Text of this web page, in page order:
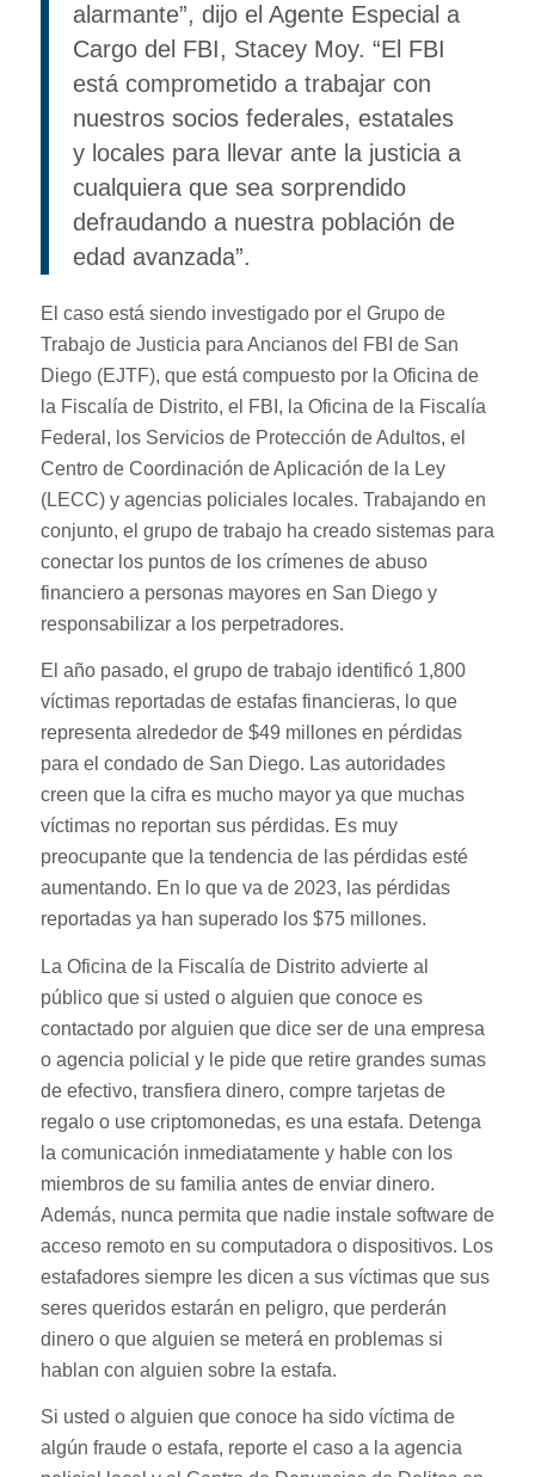
alarmante”, dijo el Agente Especial a
Cargo del FBI, Stacey Moy. “El FBI
está comprometido a trabajar con
nuestros socios federales, estatales
y locales para llevar ante la justicia a
cualquiera que sea sorprendido
defraudando a nuestra población de
edad avanzada”.
El caso está siendo investigado por el Grupo de
Trabajo de Justicia para Ancianos del FBI de San
Diego (EJTF), que está compuesto por la Oficina de
la Fiscalía de Distrito, el FBI, la Oficina de la Fiscalía
Federal, los Servicios de Protección de Adultos, el
Centro de Coordinación de Aplicación de la Ley
(LECC) y agencias policiales locales. Trabajando en
conjunto, el grupo de trabajo ha creado sistemas para
conectar los puntos de los crímenes de abuso
financiero a personas mayores en San Diego y
responsabilizar a los perpetradores.
El año pasado, el grupo de trabajo identificó 1,800
víctimas reportadas de estafas financieras, lo que
representa alrededor de $49 millones en pérdidas
para el condado de San Diego. Las autoridades
creen que la cifra es mucho mayor ya que muchas
víctimas no reportan sus pérdidas. Es muy
preocupante que la tendencia de las pérdidas esté
aumentando. En lo que va de 2023, las pérdidas
reportadas ya han superado los $75 millones.
La Oficina de la Fiscalía de Distrito advierte al
público que si usted o alguien que conoce es
contactado por alguien que dice ser de una empresa
o agencia policial y le pide que retire grandes sumas
de efectivo, transfiera dinero, compre tarjetas de
regalo o use criptomonedas, es una estafa. Detenga
la comunicación inmediatamente y hable con los
miembros de su familia antes de enviar dinero.
Además, nunca permita que nadie instale software de
acceso remoto en su computadora o dispositivos. Los
estafadores siempre les dicen a sus víctimas que sus
seres queridos estarán en peligro, que perderán
dinero o que alguien se meterá en problemas si
hablan con alguien sobre la estafa.
Si usted o alguien que conoce ha sido víctima de
algún fraude o estafa, reporte el caso a la agencia